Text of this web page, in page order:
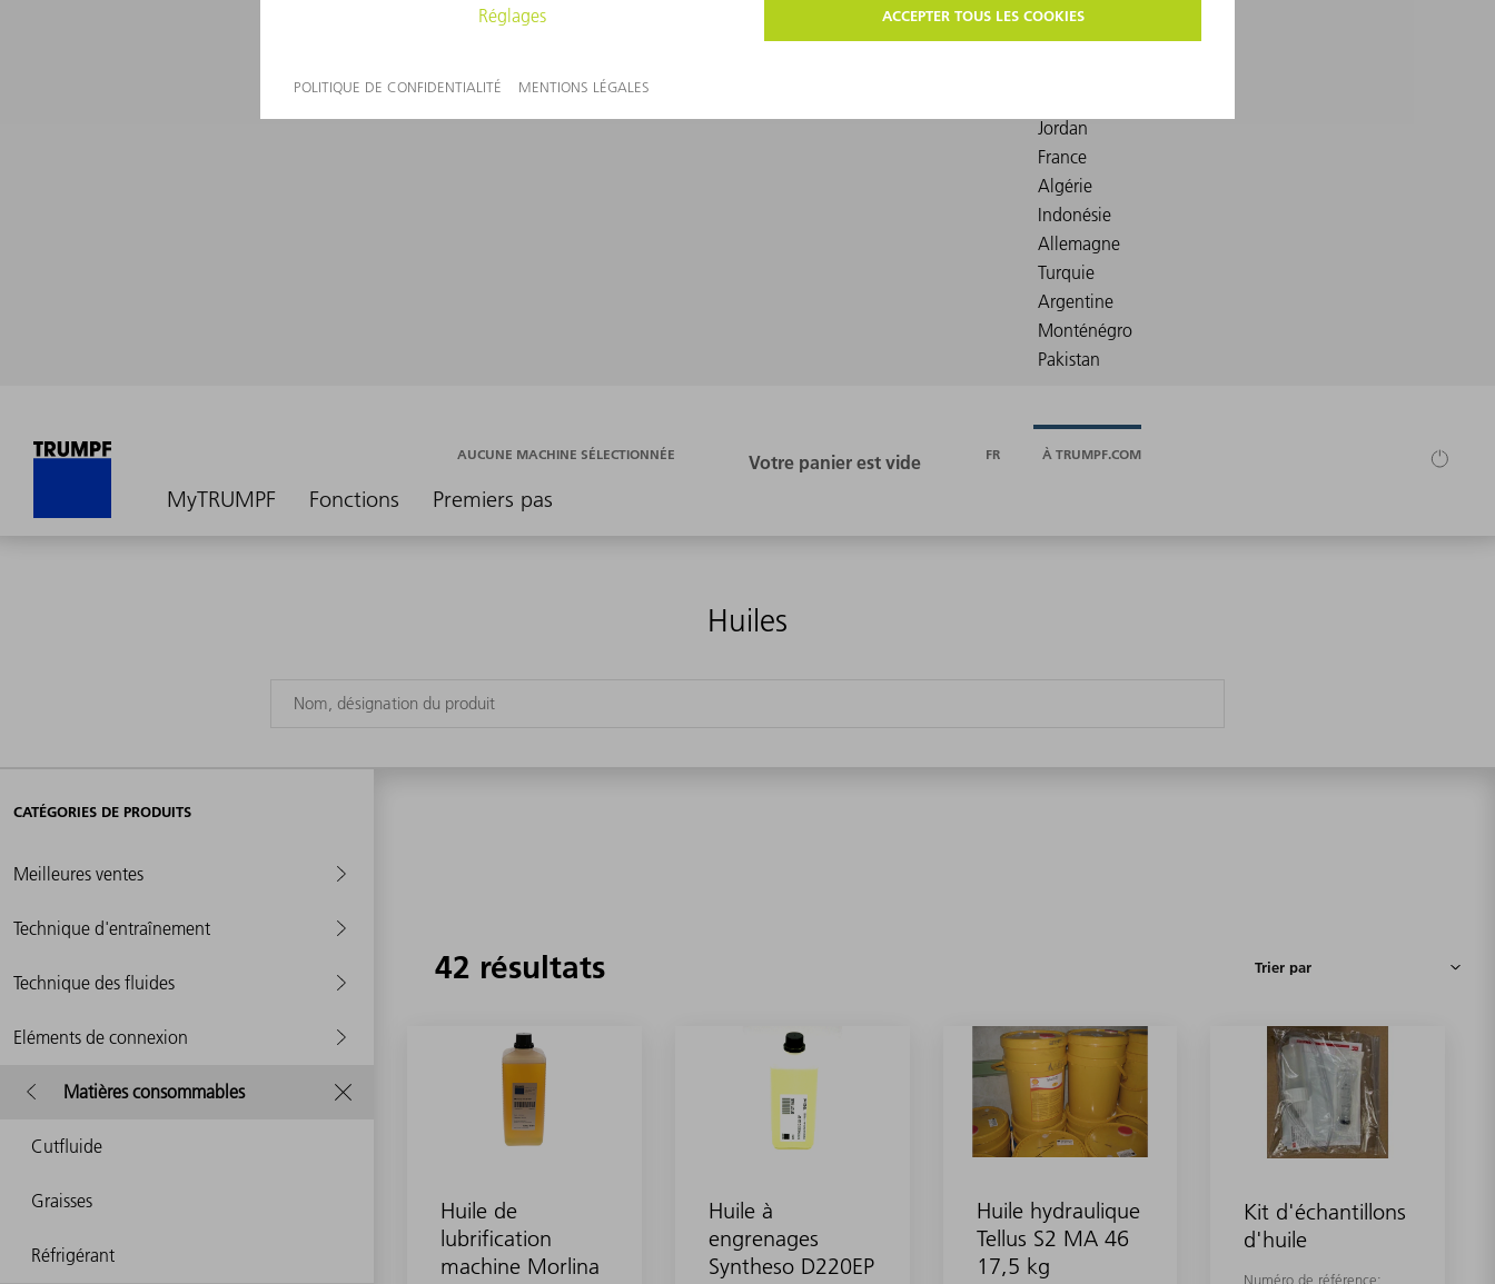
MyTRUMPF Fonctions Premiers pas
AUCUNE MACHINE SÉLECTIONNÉE FR À TRUMPF.COM
Huiles
CATÉGORIES DE PRODUITS
Meilleures ventes
Technique d'entraînement
Technique des fluides
Eléments de connexion
Matières consommables
Cutfluide
Graisses
Réfrigérant
42 résultats
Huile de
lubrification
machine Morlina
Huile à
engrenages
Syntheso D220EP
Huile hydraulique
Tellus S2 MA 46
17,5 kg
Kit d'échantillons
d'huile
Numéro de référence: